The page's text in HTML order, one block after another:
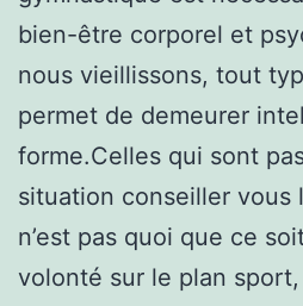
bien-être corporel et
nous vieillissons, tout
permet de demeurer
forme.Celles qui sont
situation conseiller vous
n’est pas quoi que ce
volonté sur le plan